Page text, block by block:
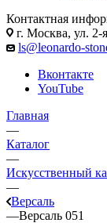
Контактная
г. Москва, ул.
ls@leonardo-
Вконтакте
YouTube
Главная
—
Каталог
—
Искусственный
—
Версаль
—Версаль 051